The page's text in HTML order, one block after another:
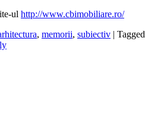
ul http://www.cbimobiliare.ro/
, memorii, subiectiv | Tagged